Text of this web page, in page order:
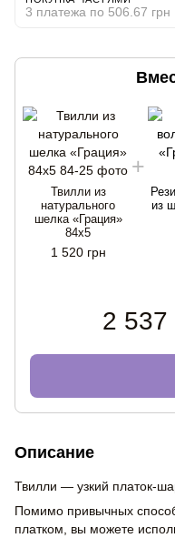
3 платежа по 506.67 грн
Твилли из
натурального
шелка «Грация»
84x5
1 520 грн
из
2 537
Описание
Твилли — узкий платок-
Помимо привычных
платком, вы можете